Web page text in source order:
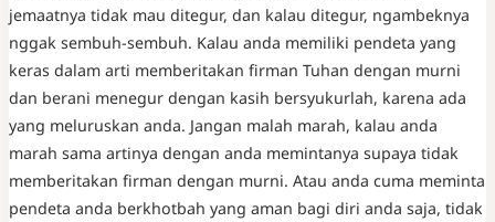
jemaatnya tidak mau ditegur, dan kalau ditegur, ngambeknya
nggak sembuh-sembuh. Kalau anda memiliki pendeta yang
keras dalam arti memberitakan firman Tuhan dengan murni
dan berani menegur dengan kasih bersyukurlah, karena ada
yang meluruskan anda. Jangan malah marah, kalau anda
marah sama artinya dengan anda memintanya supaya tidak
memberitakan firman dengan murni. Atau anda cuma meminta
pendeta anda berkhotbah yang aman bagi diri anda saja, tidak